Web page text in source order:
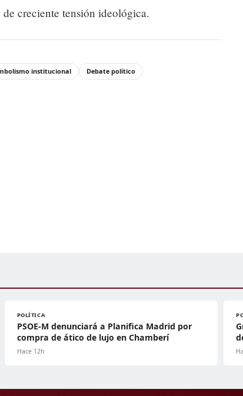
creciente tensión ideológica.
institucional Debate político
POLÍTICA
PSOE-M denunciará a Planifica Madrid por
compra de ático de lujo en Chamberí
Hace 12h